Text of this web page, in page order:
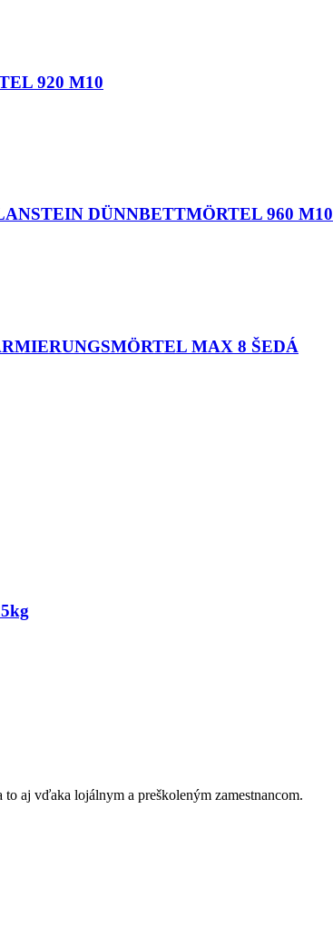
920 M10
DÜNNBETTMÖRTEL 960 M10
MAX 8 ŠEDÁ
aj vďaka lojálnym a preškoleným zamestnancom.